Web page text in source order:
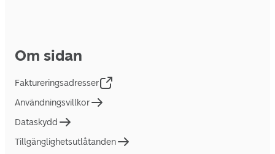
Om sidan
Faktureringsadresser
Användningsvillkor
Dataskydd
Tillgänglighetsutlåtanden